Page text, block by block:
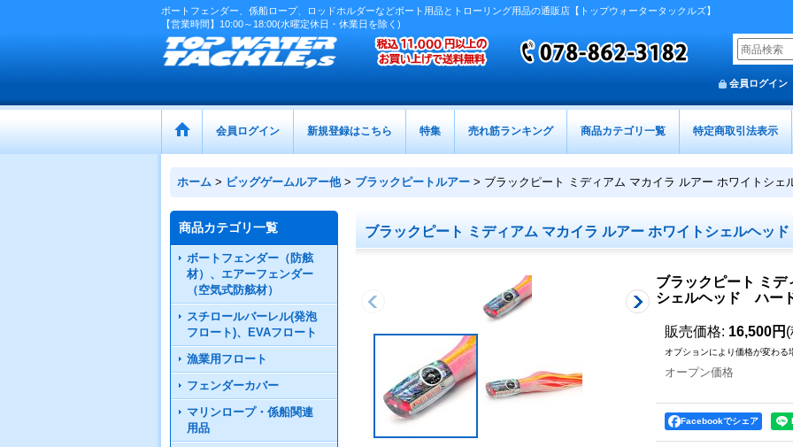
ボートフェンダー、係船ロープ、ロッドホルダーなどボート用品とトローリング用品の通販店【トップウォータータックルズ】
【営業時間】10:00～18:00(水曜定休日・休業日を除く)
会員ログイン
会員ログイン 新規登録はこちら 特集 売れ筋ランキング 商品カテゴリ一覧 特定商取引法表示
ホーム > ビッグゲームルアー他 > ブラックピートルアー > ブラックピート ミディアム マカイラ ルアー ホワイトシ
商品カテゴリ一覧
ボートフェンダー（防舷
材）、エアーフェンダー
（空気式防舷材）
スチロールバーレル(発泡
フロート)、EVAフロート
漁業用フロート
フェンダーカバー
マリンロープ・係船関連
用品
ブラックピート ミディアム マカイラ ルアー ホワイトシェルヘッ
ブラックピート ミデ
シェルヘッド ハー
販売価格: 16,500円
オプションにより価格が変わる
オープン価格
Facebookでシェア